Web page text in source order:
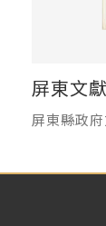
屏東文
屏東縣政